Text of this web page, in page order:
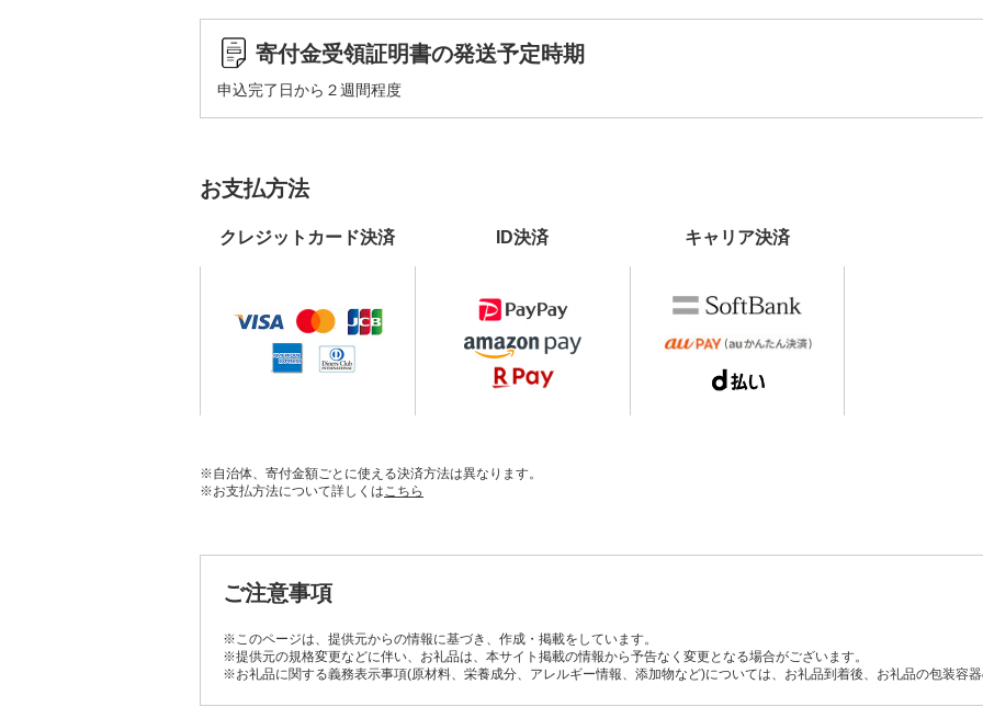
寄付金受領証明書の発送予定時期
申込完了日から２週間程度
お支払方法
クレジットカード決済 ID決済 キャリア決済
※自治体、寄付金額ごとに使える決済方法は異なります。
※お支払方法について詳しくはこちら
ご注意事項
※このページは、提供元からの情報に基づき、作成・掲載をしています。
※提供元の規格変更などに伴い、お礼品は、本サイト掲載の情報から予告なく変更となる場合がございます。
※お礼品に関する義務表示事項(原材料、栄養成分、アレルギー情報、添加物など)については、お礼品到着後、お礼品の包装容